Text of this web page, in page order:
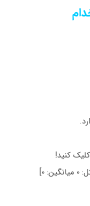
کنید!
۰ میانگین: ۰]